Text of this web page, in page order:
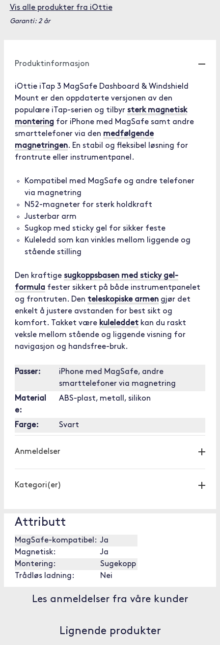
Vis alle produkter fra iOttie
Garanti: 2 år
Produktinformasjon
iOttie iTap 3 MagSafe Dashboard & Windshield
Mount er den oppdaterte versjonen av den
populære iTap-serien og tilbyr sterk magnetisk
montering for iPhone med MagSafe samt andre
smarttelefoner via den medfølgende
magnetringen. En stabil og fleksibel løsning for
frontrute eller instrumentpanel.
Kompatibel med MagSafe og andre telefoner
via magnetring
N52-magneter for sterk holdkraft
Justerbar arm
Sugkop med sticky gel for sikker feste
Kuleledd som kan vinkles mellom liggende og
stående stilling
Den kraftige sugkoppsbasen med sticky gel-
formula fester sikkert på både instrumentpanelet
og frontruten. Den teleskopiske armen gjør det
enkelt å justere avstanden for best sikt og
komfort. Takket være kuleleddet kan du raskt
veksle mellom stående og liggende visning for
navigasjon og handsfree-bruk.
Passer:
iPhone med MagSafe, andre
smarttelefoner via magnetring
Material
e:
ABS-plast, metall, silikon
Farge: Svart
Anmeldelser
Kategori(er)
Attributt
MagSafe-kompatibel: Ja
Magnetisk:
Ja
Montering:
Sugekopp
Trådløs ladning:
Nei
Les anmeldelser fra våre kunder
Lignende produkter